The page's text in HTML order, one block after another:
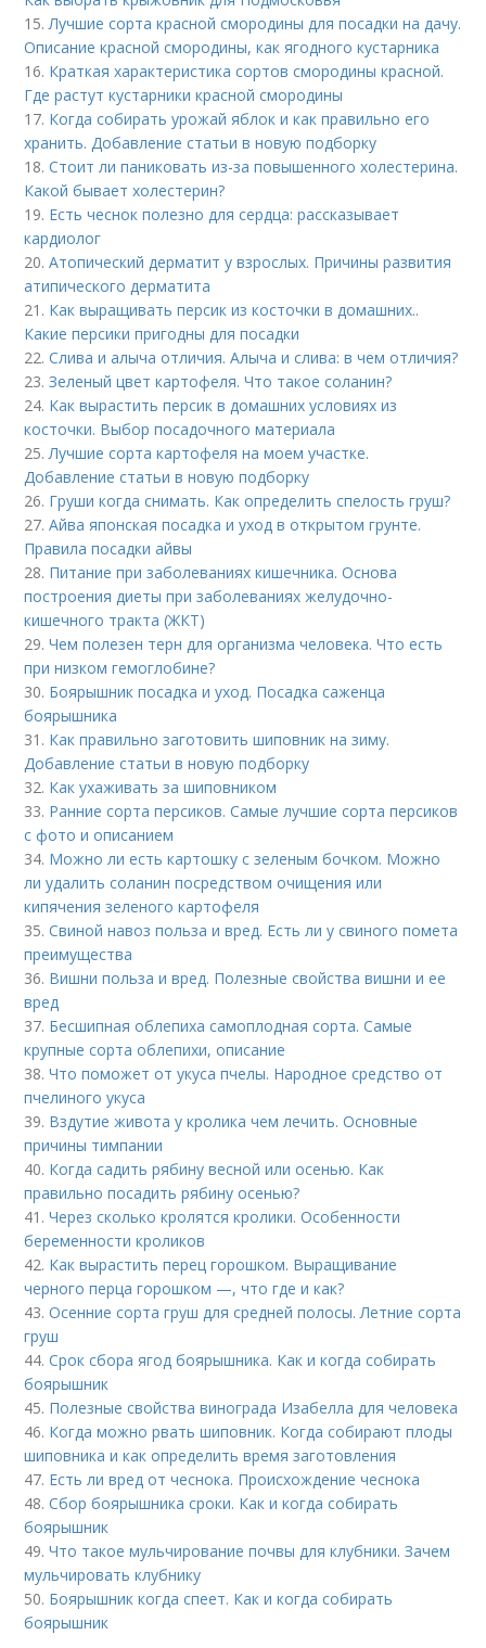
15.Лучшие сорта красной смородины для посадки на дачу.
Описание красной смородины, как ягодного кустарника
16. Краткая характеристика сортов смородины красной.
Где растут кустарники красной смородины
17. Когда собирать урожай яблок и как правильно его
хранить. Добавление статьи в новую подборку
18.Стоит ли паниковать из-за повышенного холестерина.
Какой бывает холестерин?
19. Есть чеснок полезно для сердца: рассказывает
кардиолог
20.Атопический дерматит у взрослых. Причины развития
атипического дерматита
21. Как выращивать персик из косточки в домашних..
Какие персики пригодны для посадки
22.Слива и алыча отличия. Алыча и слива: в чем отличия?
23.Зеленый цвет картофеля. Что такое соланин?
24. Как вырастить персик в домашних условиях из
косточки. Выбор посадочного материала
25.Лучшие сорта картофеля на моем участке.
Добавление статьи в новую подборку
26. Груши когда снимать. Как определить спелость груш?
27.Айва японская посадка и уход в открытом грунте.
Правила посадки айвы
28. Питание при заболеваниях кишечника. Основа
построения диеты при заболеваниях желудочно-
кишечного тракта (ЖКТ)
29.Чем полезен терн для организма человека. Что есть
при низком гемоглобине?
30. Боярышник посадка и уход. Посадка саженца
боярышника
31. Как правильно заготовить шиповник на зиму.
Добавление статьи в новую подборку
32. Как ухаживать за шиповником
33. Ранние сорта персиков. Самые лучшие сорта персиков
с фото и описанием
34. Можно ли есть картошку с зеленым бочком. Можно
ли удалить соланин посредством очищения или
кипячения зеленого картофеля
35.Свиной навоз польза и вред. Есть ли у свиного помета
преимущества
36. Вишни польза и вред. Полезные свойства вишни и ее
вред
37. Бесшипная облепиха самоплодная сорта. Самые
крупные сорта облепихи, описание
38.Что поможет от укуса пчелы. Народное средство от
пчелиного укуса
39. Вздутие живота у кролика чем лечить. Основные
причины тимпании
40. Когда садить рябину весной или осенью. Как
правильно посадить рябину осенью?
41.Через сколько кролятся кролики. Особенности
беременности кроликов
42. Как вырастить перец горошком. Выращивание
черного перца горошком —, что где и как?
43.Осенние сорта груш для средней полосы. Летние сорта
груш
44.Срок сбора ягод боярышника. Как и когда собирать
боярышник
45. Полезные свойства винограда Изабелла для человека
46. Когда можно рвать шиповник. Когда собирают плоды
шиповника и как определить время заготовления
47. Есть ли вред от чеснока. Происхождение чеснока
48.Сбор боярышника сроки. Как и когда собирать
боярышник
49.Что такое мульчирование почвы для клубники. Зачем
мульчировать клубнику
50. Боярышник когда спеет. Как и когда собирать
боярышник